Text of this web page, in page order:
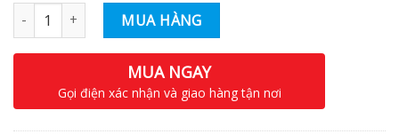
Số lượng
MUA HÀNG
MUA NGAY
Gọi điện xác nhận và giao hàng tận nơi